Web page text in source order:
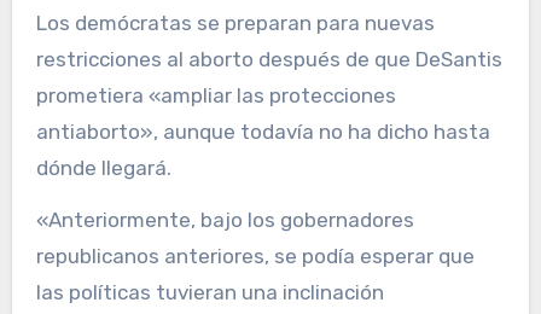
Los demócratas se preparan para nuevas
restricciones al aborto después de que DeSantis
prometiera «ampliar las protecciones
antiaborto», aunque todavía no ha dicho hasta
dónde llegará.
«Anteriormente, bajo los gobernadores
republicanos anteriores, se podía esperar que
las políticas tuvieran una inclinación